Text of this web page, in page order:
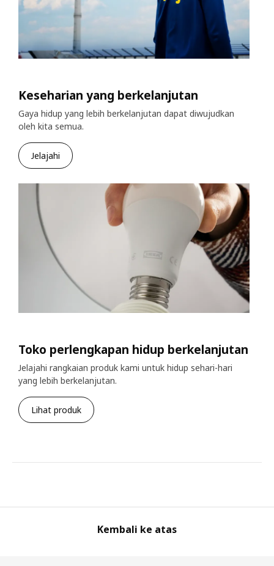
Keseharian yang berkelanjutan
Gaya hidup yang lebih berkelanjutan dapat diwujudkan
oleh kita semua.
Jelajahi
Toko perlengkapan hidup berkelanjutan
Jelajahi rangkaian produk kami untuk hidup sehari-hari
yang lebih berkelanjutan.
Lihat produk
Kembali ke atas